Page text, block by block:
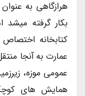
هرازگاهی به عنوان
بکار گرفته میشد
کتابخانه اختصاص
عمارت به آنجا
عمومی موزه،